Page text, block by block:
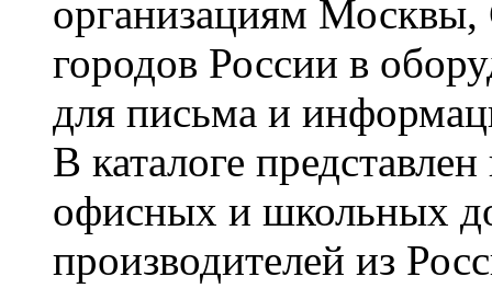
организациям Москвы,
городов России в
для письма и
В каталоге
офисных и школьных
производителей из